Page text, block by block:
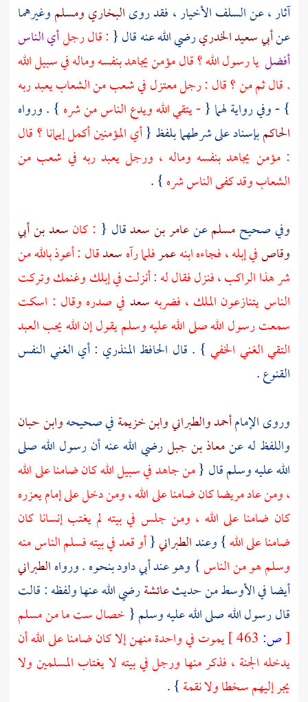
آثار ، عنالسلفالأخيار ، فقد روىالبخاريومسلموغيرهما
عنأبي سعيد الخدريرضي الله عنه قال { : قال رجلأي الناس
أفضل يا رسول الله ؟ قال مؤمن يجاهد بنفسه وماله في سبيل الله
. قال ثم من ؟ قال : رجل معتزل في شعب من الشعاب يعبد ربه
} - وفي رواية لهما {- يتقي الله ويدع الناس من شره } . ورواه
الحاكمبإسناد على شرطهما بلفظ {أي المؤمنين أكمل إيمانا ؟ قال
: مؤمن يجاهد بنفسه وماله ، ورجل يعبد ربه في شعب من
الشعاب وقد كفى الناس شره} .
وفي صحيحمسلمعنعامر بن سعدقال { : كانسعد بن أبي
وقاصفي إبله ، فجاءه ابنهعمرفلما رآهسعدقال : أعوذ بالله من
شر هذا الراكب ، فنزل فقال له : أنزلت في إبلك وغنمك وتركت
الناس يتنازعون الملك ، فضربه سعد في صدره وقال : اسكت
سمعت رسول الله صلى الله عليه وسلم يقول إن الله يحب العبد
التقي الغني الخفي } . قال الحافظ المنذري : أي الغني النفس
القنوع .
وروى الإمامأحمدوالطبرانيوابن خزيمةفي صحيحهوابن حبان
واللفظ له عنمعاذ بن جبلرضي الله عنه أن رسول الله صلى
الله عليه وسلم قال {من جاهد في سبيل الله كان ضامنا على الله
، ومن عاد مريضا كان ضامنا على الله ، ومن دخل على إمام يعزره
كان ضامنا على الله ، ومن جلس في بيته لم يغتب إنسانا كان
ضامنا على الله} وعندالطبراني{أو قعد في بيته فسلم الناس منه
وسلم هو من الناس} وهو عندأبي داودبنحوه . ورواهالطبراني
أيضا في الأوسط من حديثعائشةرضي الله عنها ولفظه : قالت
قال رسول الله صلى الله عليه وسلم { خصال ست ما من مسلم
[ص:
يموت في واحدة منهن إلا كان ضامنا على الله أن
يدخله الجنة ، فذكر منها ورجل في بيته لا يغتاب المسلمين ولا
يجر إليهم سخطا ولا نقمة} .